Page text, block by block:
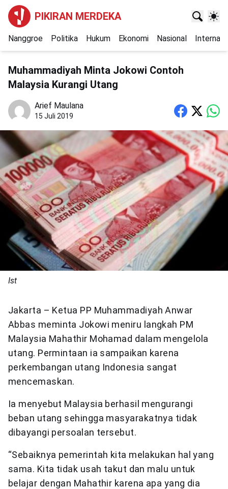
PIKIRAN MERDEKA
Nanggroe Politika Hukum Ekonomi Nasional
Muhammadiyah Minta Jokowi Contoh
Malaysia Kurangi Utang
Arief Maulana
15 Juli 2019
Ist
Jakarta – Ketua PP Muhammadiyah Anwar
Abbas meminta Jokowi meniru langkah PM
Malaysia Mahathir Mohamad dalam mengelola
utang. Permintaan ia sampaikan karena
perkembangan utang Indonesia sangat
mencemaskan.
Ia menyebut Malaysia berhasil mengurangi
beban utang sehingga masyarakatnya tidak
dibayangi persoalan tersebut.
“Sebaiknya pemerintah kita melakukan hal yang
sama. Kita tidak usah takut dan malu untuk
belajar dengan Mahathir karena apa yang dia